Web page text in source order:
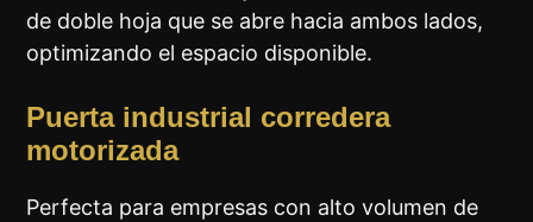
de doble hoja que se abre hacia ambos lados,
optimizando el espacio disponible.
Puerta industrial corredera
motorizada
Perfecta para empresas con alto volumen de